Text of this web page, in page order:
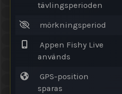
tävlingsperioden
mörkningsperiod
Appen Fishy Live
används
GPS-position
sparas